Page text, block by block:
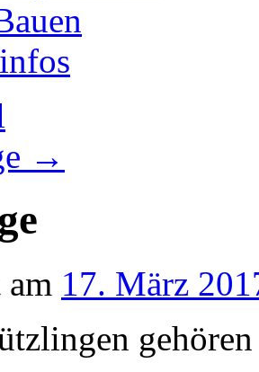
→
17. März